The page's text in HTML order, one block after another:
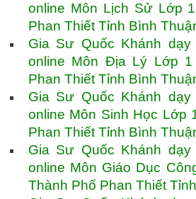
online Môn Lịch Sử Lớp
Phan Thiết Tỉnh Bình
Gia Sư Quốc Khánh
online Môn Địa Lý Lớp 1
Phan Thiết Tỉnh Bình
Gia Sư Quốc Khánh
online Môn Sinh Học Lớp
Phan Thiết Tỉnh Bình
Gia Sư Quốc Khánh
online Môn Giáo Dục
Thành Phố Phan Thiết